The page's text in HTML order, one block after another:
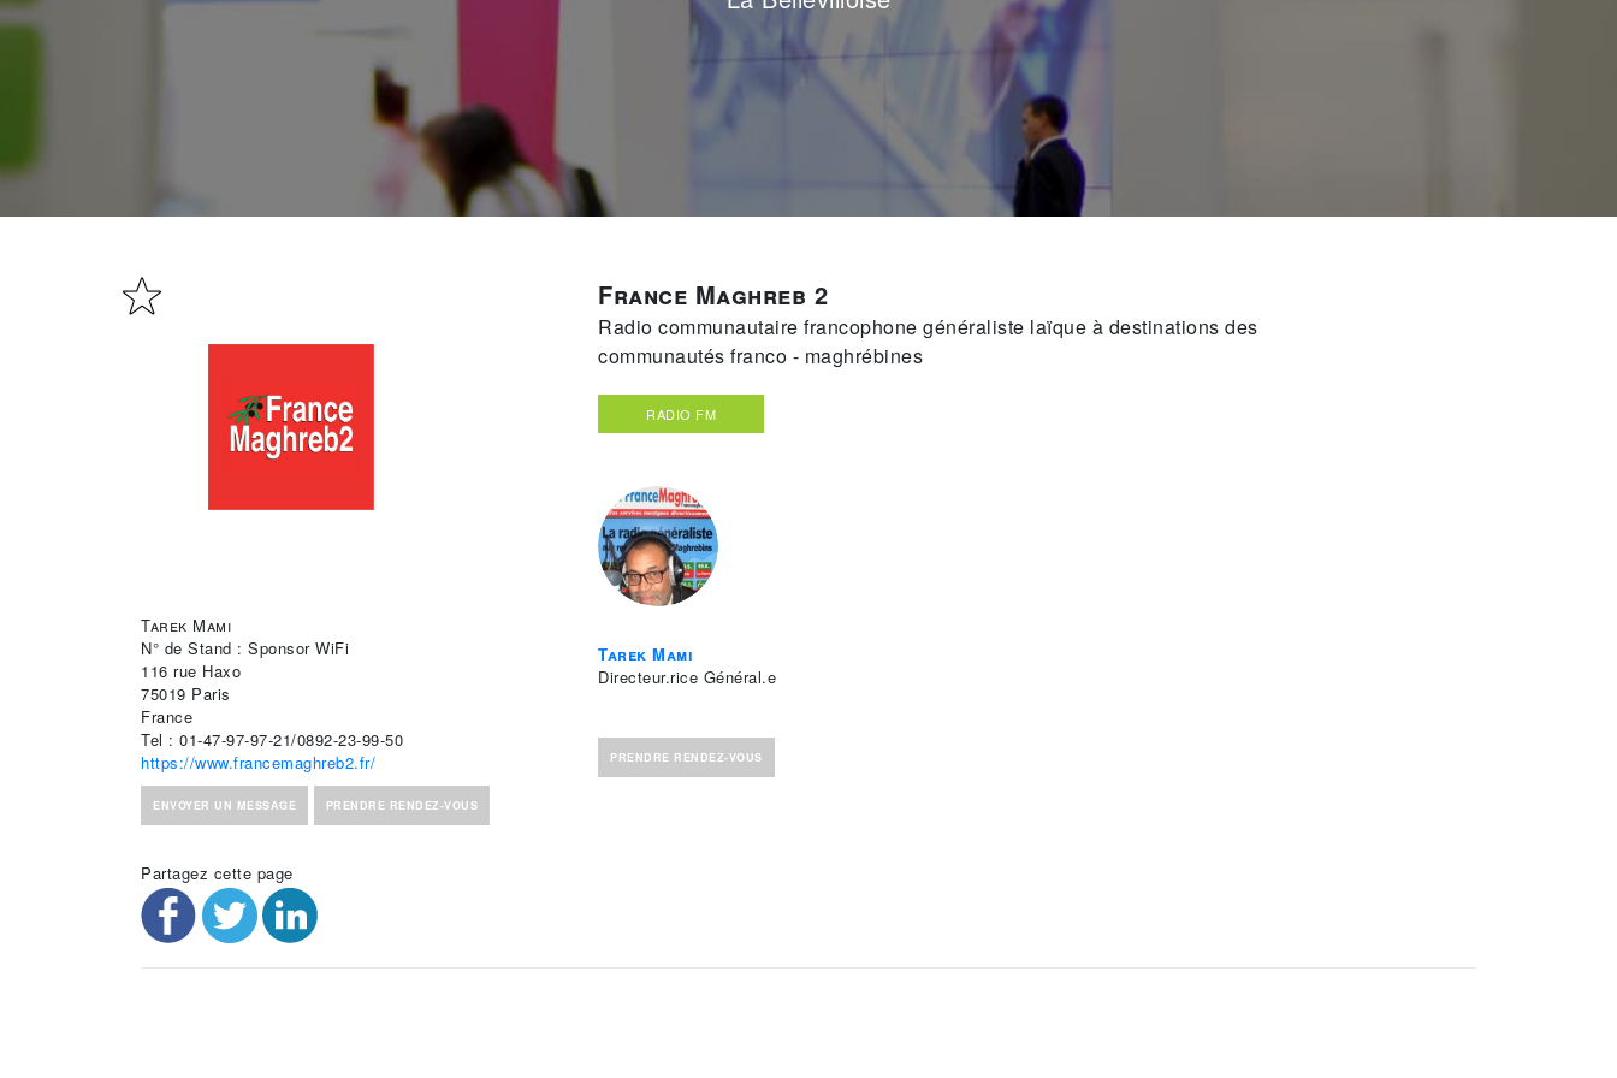
Tarek Mami
N° de Stand : Sponsor WiFi
116 rue Haxo
75019 Paris
France
Tel : 01-47-97-97-21/0892-23-99-50
https://www.francemaghreb2.fr/
ENVOYER UN MESSAGE PRENDRE RENDEZ-VOUS
Partagez cette page
France Maghreb 2
Radio communautaire francophone généraliste laïque à destinations des
communautés franco - maghrébines
RADIO FM
Tarek Mami
Directeur.rice Général.e
PRENDRE RENDEZ-VOUS